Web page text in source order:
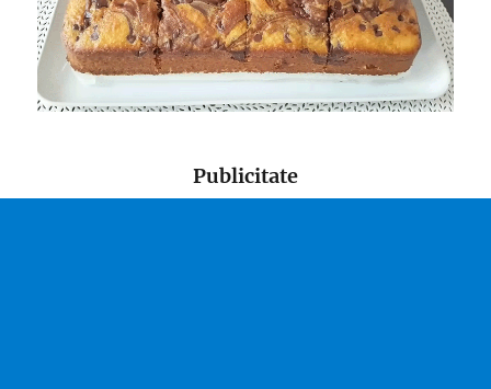
Publicitate